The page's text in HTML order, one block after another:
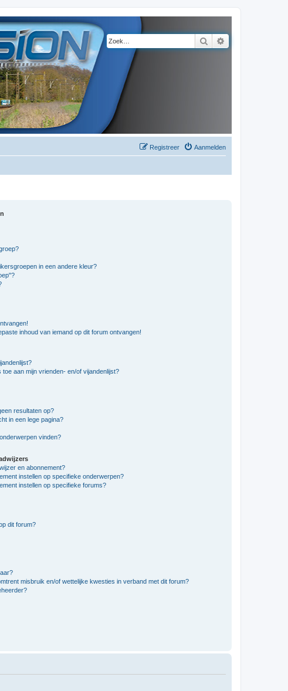
Zoek
Aanmelden
Registreer
in een andere kleur?
inhoud van iemand op dit forum ontvangen!
aan mijn vrienden- en/of vijandenlijst?
resultaten op?
in een lege pagina?
vinden?
en abonnement?
instellen op specifieke onderwerpen?
instellen op specifieke forums?
dit forum?
misbruik en/of wettelijke kwesties in verband met dit forum?